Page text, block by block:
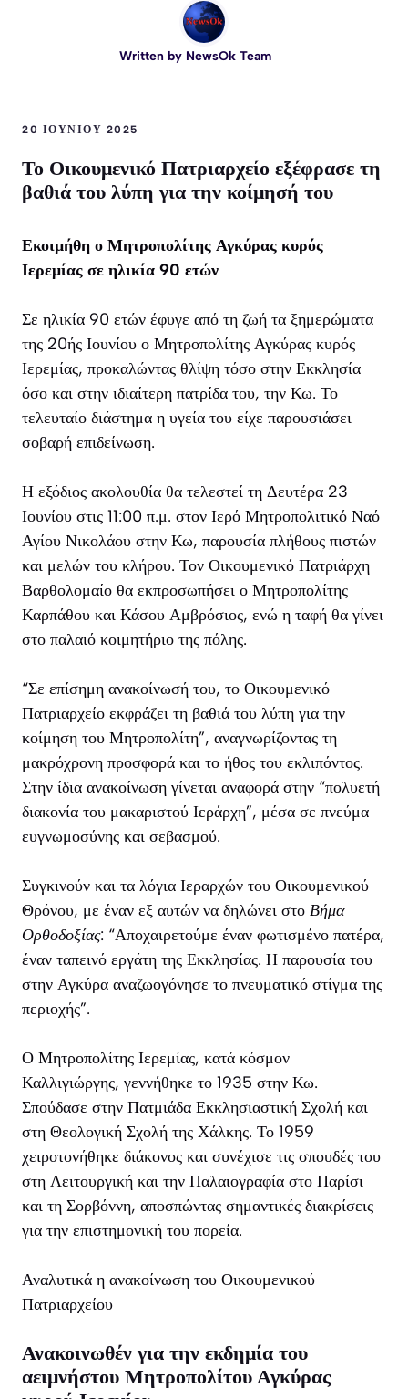
Written by NewsOk Team
20 ΙΟΥΝΊΟΥ 2025
Το Οικουμενικό Πατριαρχείο εξέφρασε τη
βαθιά του λύπη για την κοίμησή του
Εκοιμήθη ο Μητροπολίτης Αγκύρας κυρός
Ιερεμίας σε ηλικία 90 ετών
Σε ηλικία 90 ετών έφυγε από τη ζωή τα ξημερώματα
της 20ής Ιουνίου ο Μητροπολίτης Αγκύρας κυρός
Ιερεμίας, προκαλώντας θλίψη τόσο στην Εκκλησία
όσο και στην ιδιαίτερη πατρίδα του, την Κω. Το
τελευταίο διάστημα η υγεία του είχε παρουσιάσει
σοβαρή επιδείνωση.
Η εξόδιος ακολουθία θα τελεστεί τη Δευτέρα 23
Ιουνίου στις 11:00 π.μ. στον Ιερό Μητροπολιτικό Ναό
Αγίου Νικολάου στην Κω, παρουσία πλήθους πιστών
και μελών του κλήρου. Τον Οικουμενικό Πατριάρχη
Βαρθολομαίο θα εκπροσωπήσει ο Μητροπολίτης
Καρπάθου και Κάσου Αμβρόσιος, ενώ η ταφή θα γίνει
στο παλαιό κοιμητήριο της πόλης.
“Σε επίσημη ανακοίνωσή του, το Οικουμενικό
Πατριαρχείο εκφράζει τη βαθιά του λύπη για την
κοίμηση του Μητροπολίτη”, αναγνωρίζοντας τη
μακρόχρονη προσφορά και το ήθος του εκλιπόντος.
Στην ίδια ανακοίνωση γίνεται αναφορά στην “πολυετή
διακονία του μακαριστού Ιεράρχη”, μέσα σε πνεύμα
ευγνωμοσύνης και σεβασμού.
Συγκινούν και τα λόγια Ιεραρχών του Οικουμενικού
Θρόνου, με έναν εξ αυτών να δηλώνει στο Βήμα
Ορθοδοξίας: “Αποχαιρετούμε έναν φωτισμένο πατέρα,
έναν ταπεινό εργάτη της Εκκλησίας. Η παρουσία του
στην Αγκύρα αναζωογόνησε το πνευματικό στίγμα της
περιοχής”.
Ο Μητροπολίτης Ιερεμίας, κατά κόσμον
Καλλιγιώργης, γεννήθηκε το 1935 στην Κω.
Σπούδασε στην Πατμιάδα Εκκλησιαστική Σχολή και
στη Θεολογική Σχολή της Χάλκης. Το 1959
χειροτονήθηκε διάκονος και συνέχισε τις σπουδές του
στη Λειτουργική και την Παλαιογραφία στο Παρίσι
και τη Σορβόννη, αποσπώντας σημαντικές διακρίσεις
για την επιστημονική του πορεία.
Αναλυτικά η ανακοίνωση του Οικουμενικού
Πατριαρχείου
Ανακοινωθέν για την εκδημία του
αειμνήστου Μητροπολίτου Αγκύρας